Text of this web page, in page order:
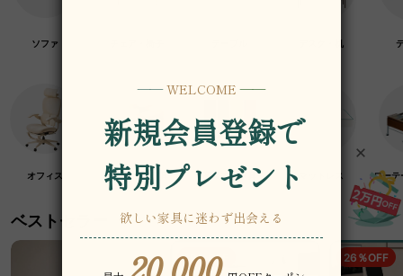
ソファ デスク・机
オフィス クラフト紙家具 高級木材家具 マットレス ローテ
ベストセラー
19％OFF 26％OFF